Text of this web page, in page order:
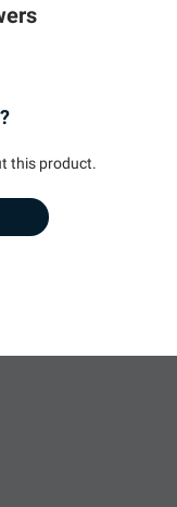
this product.